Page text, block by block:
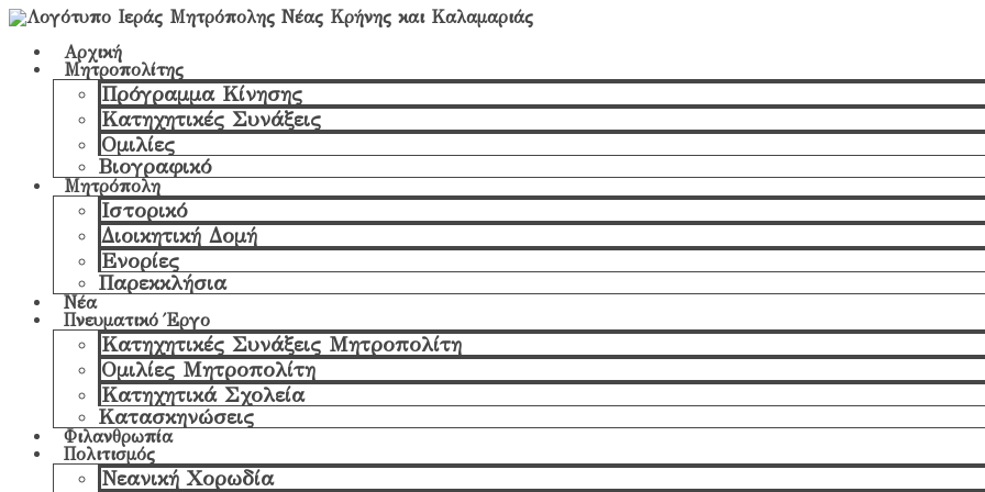
Αρχική
Μητροπολίτης
Πρόγραμμα Κίνησης
Κατηχητικές Συνάξεις
Ομιλίες
Βιογραφικό
Μητρόπολη
Ιστορικό
Διοικητική Δομή
Ενορίες
Παρεκκλήσια
Νέα
Πνευματικό Έργο
Κατηχητικές Συνάξεις Μητροπολίτη
Ομιλίες Μητροπολίτη
Κατηχητικά Σχολεία
Κατασκηνώσεις
Φιλανθρωπία
Πολιτισμός
Νεανική Χορωδία